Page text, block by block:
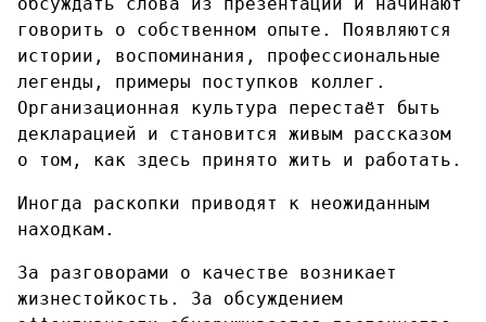
говорить о собственном опыте. Появляются
истории, воспоминания, профессиональные
легенды, примеры поступков коллег.
Организационная культура перестаёт быть
декларацией и становится живым рассказом
о том, как здесь принято жить и работать.
Иногда раскопки приводят к неожиданным
находкам.
За разговорами о качестве возникает
жизнестойкость. За обсуждением